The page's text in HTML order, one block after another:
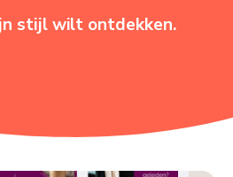
stijl wilt ontdekken.